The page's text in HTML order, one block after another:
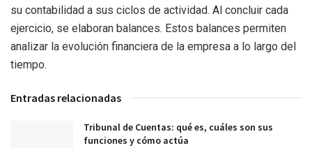
su contabilidad a sus ciclos de actividad. Al concluir cada
ejercicio, se elaboran balances. Estos balances permiten
analizar la evolución financiera de la empresa a lo largo del
tiempo.
Entradas relacionadas
Tribunal de Cuentas: qué es, cuáles son sus
funciones y cómo actúa